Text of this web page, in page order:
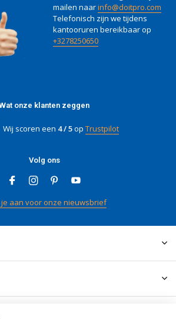
mailen naarinfo@doitpro.com
Telefonisch zijn we tijdens
kantooruren bereikbaar op
+3278250650
onze klanten zeggen
Wij scoren een 4 / 5op Trustpilot
Volg ons
aan voor onze nieuwsbrief